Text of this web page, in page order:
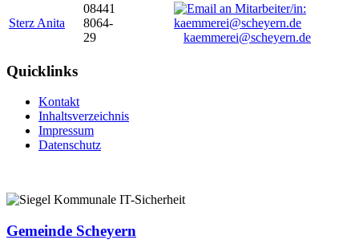
Sterz Anita
08441
8064-
29
kaemmerei@scheyern.de
Quicklinks
Kontakt
Inhaltsverzeichnis
Impressum
Datenschutz
Gemeinde Scheyern